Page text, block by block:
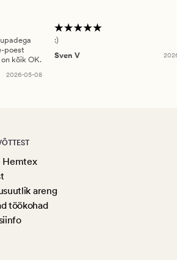
poest
kõik OK.
2026-05-08
:)
Sven V
Hemtex
areng
töökohad